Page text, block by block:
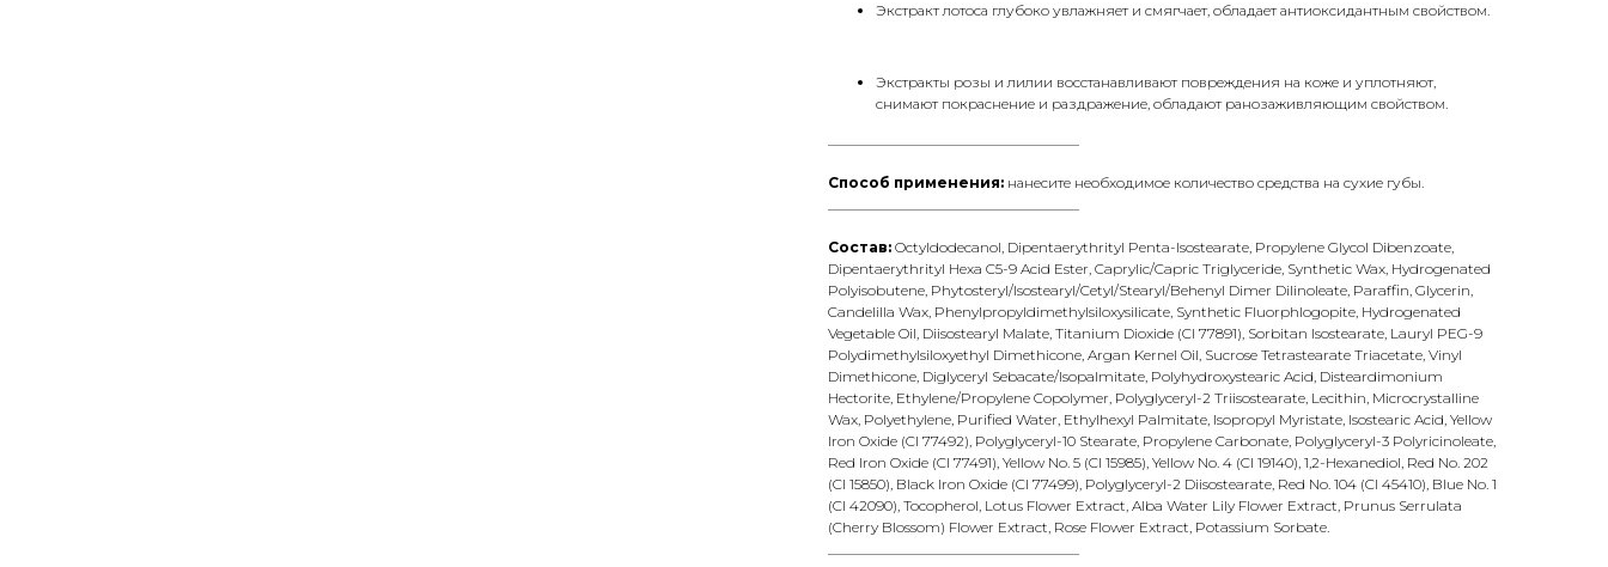
Экстракт лотоса глубоко увлажняет и смягчает, обладает антиоксидантным свойством.
Экстракты розы и лилии восстанавливают повреждения на коже и уплотняют,
снимают покраснение и раздражение, обладают ранозаживляющим свойством.
Способ применения: нанесите необходимое количество средства на сухие губы.
Состав: Octyldodecanol, Dipentaerythrityl Penta-Isostearate, Propylene Glycol Dibenzoate,
Dipentaerythrityl Hexa C5-9 Acid Ester, Caprylic/Capric Triglyceride, Synthetic Wax, Hydrogenated
Polyisobutene, Phytosteryl/Isostearyl/Cetyl/Stearyl/Behenyl Dimer Dilinoleate, Paraffin, Glycerin,
Candelilla Wax, Phenylpropyldimethylsiloxysilicate, Synthetic Fluorphlogopite, Hydrogenated
Vegetable Oil, Diisostearyl Malate, Titanium Dioxide (CI 77891), Sorbitan Isostearate, Lauryl PEG-9
Polydimethylsiloxyethyl Dimethicone, Argan Kernel Oil, Sucrose Tetrastearate Triacetate, Vinyl
Dimethicone, Diglyceryl Sebacate/Isopalmitate, Polyhydroxystearic Acid, Disteardimonium
Hectorite, Ethylene/Propylene Copolymer, Polyglyceryl-2 Triisostearate, Lecithin, Microcrystalline
Wax, Polyethylene, Purified Water, Ethylhexyl Palmitate, Isopropyl Myristate, Isostearic Acid, Yellow
Iron Oxide (CI 77492), Polyglyceryl-10 Stearate, Propylene Carbonate, Polyglyceryl-3 Polyricinoleate,
Red Iron Oxide (CI 77491), Yellow No. 5 (CI 15985), Yellow No. 4 (CI 19140), 1,2-Hexanediol, Red No. 202
(CI 15850), Black Iron Oxide (CI 77499), Polyglyceryl-2 Diisostearate, Red No. 104 (CI 45410), Blue No. 1
(CI 42090), Tocopherol, Lotus Flower Extract, Alba Water Lily Flower Extract, Prunus Serrulata
(Cherry Blossom) Flower Extract, Rose Flower Extract, Potassium Sorbate.